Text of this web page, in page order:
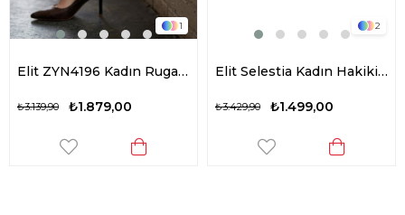
1
Elit ZYN4196 Kadın Rugan Stiletto Kahverengi
₺1.879,00
₺3.139,90
2
Elit Selestia Kadın Hakiki Deri Stiletto Bej
₺1.499,00
₺3.429,90